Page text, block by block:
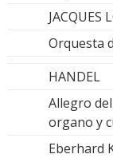
JACQUES
Orquesta
HANDEL
Allegro
organo y
Eberhard